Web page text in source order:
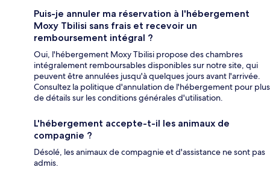
Puis-je annuler ma réservation à l'hébergement
Moxy Tbilisi sans frais et recevoir un
remboursement intégral ?
Oui, l'hébergement Moxy Tbilisi propose des chambres
intégralement remboursables disponibles sur notre site, qui
peuvent être annulées jusqu'à quelques jours avant l'arrivée.
Consultez la politique d'annulation de l'hébergement pour plus
de détails sur les conditions générales d'utilisation.
L'hébergement accepte-t-il les animaux de
compagnie ?
Désolé, les animaux de compagnie et d'assistance ne sont pas
admis.